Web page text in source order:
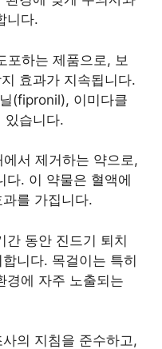
니다.
포하는 제품으로, 보
효과가 지속됩니다.
(fipronil), 이미다클
있습니다.
서 제거하는 약으로,
다. 이 약물은 혈액에
를 가집니다.
간 동안 진드기 퇴치
니다. 목걸이는 특히
경에 자주 노출되는
의 지침을 준수하고,